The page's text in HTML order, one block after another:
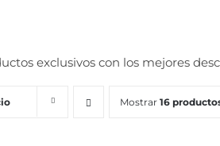
exclusivos con los mejores
Mostrar16